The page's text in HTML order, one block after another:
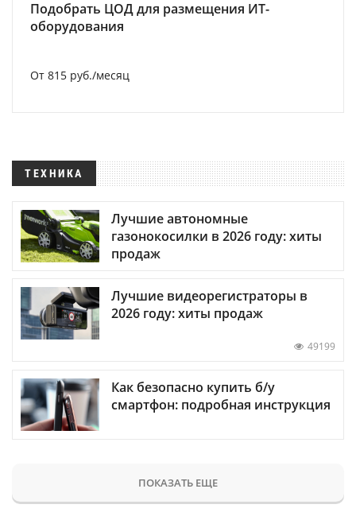
Подобрать ЦОД для размещения ИТ-
оборудования
От 815 руб./месяц
ТЕХНИКА
Лучшие автономные
газонокосилки в 2026 году: хиты
продаж
Лучшие видеорегистраторы в
2026 году: хиты продаж
49199
Как безопасно купить б/у
смартфон: подробная инструкция
ПОКАЗАТЬ ЕЩЕ